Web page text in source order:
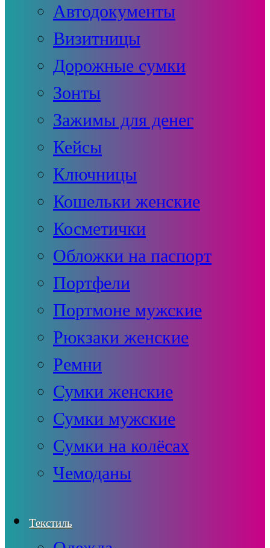
Автодокументы
Визитницы
Дорожные сумки
Зонты
Зажимы для денег
Кейсы
Ключницы
Кошельки женские
Косметички
Обложки на паспорт
Портфели
Портмоне мужские
Рюкзаки женские
Ремни
Сумки женские
Сумки мужские
Сумки на колёсах
Чемоданы
Текстиль